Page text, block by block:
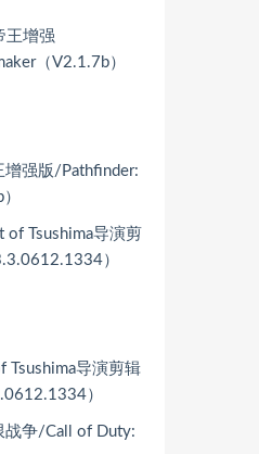
增强版/Pathfinder:
Tsushima导演剪辑
）